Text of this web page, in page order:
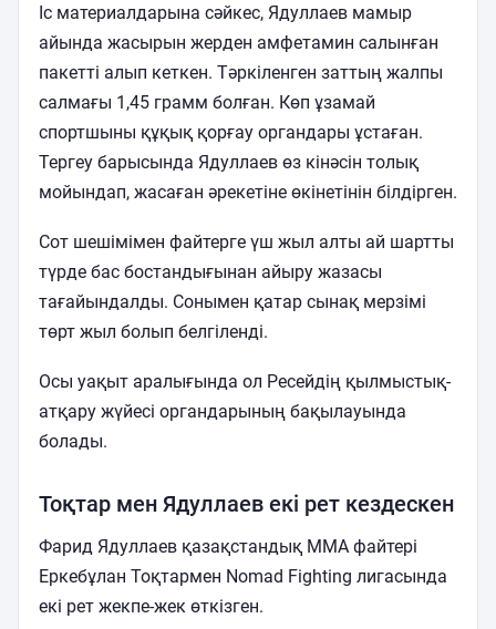
Іс материалдарына сәйкес, Ядуллаев мамыр
айында жасырын жерден амфетамин салынған
пакетті алып кеткен. Тәркіленген заттың жалпы
салмағы 1,45 грамм болған. Көп ұзамай
спортшыны құқық қорғау органдары ұстаған.
Тергеу барысында Ядуллаев өз кінәсін толық
мойындап, жасаған әрекетіне өкінетінін білдірген.
Сот шешімімен файтерге үш жыл алты ай шартты
түрде бас бостандығынан айыру жазасы
тағайындалды. Сонымен қатар сынақ мерзімі
төрт жыл болып белгіленді.
Осы уақыт аралығында ол Ресейдің қылмыстық-
атқару жүйесі органдарының бақылауында
болады.
Тоқтар мен Ядуллаев екі рет кездескен
Фарид Ядуллаев қазақстандық ММА файтері
Еркебұлан Тоқтармен Nomad Fighting лигасында
екі рет жекпе-жек өткізген.